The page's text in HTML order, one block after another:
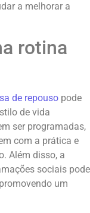
a melhorar a
rotina
de repouso pode
de vida
ser programadas,
com a prática e
Além disso, a
sociais pode
um